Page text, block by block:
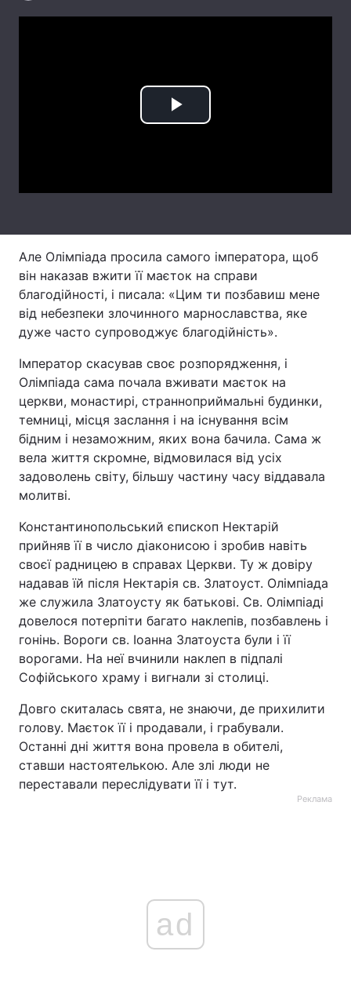
Тема оформлення
Play
Але Олімпіада просила самого імператора, щоб
він наказав вжити її маєток на справи
благодійності, і писала: «Цим ти позбавиш мене
від небезпеки злочинного марнославства, яке
дуже часто супроводжує благодійність».
Імператор скасував своє розпорядження, і
Олімпіада сама почала вживати маєток на
церкви, монастирі, странноприймальні будинки,
темниці, місця заслання і на існування всім
бідним і незаможним, яких вона бачила. Сама ж
вела життя скромне, відмовилася від усіх
задоволень світу, більшу частину часу віддавала
молитві.
Константинопольський єпископ Нектарій
прийняв її в число діаконисою і зробив навіть
своєї радницею в справах Церкви. Ту ж довіру
надавав їй після Нектарія св. Златоуст. Олімпіада
же служила Златоусту як батькові. Св. Олімпіаді
довелося потерпіти багато наклепів, позбавлень і
гонінь. Вороги св. Іоанна Златоуста були і її
ворогами. На неї вчинили наклеп в підпалі
Софійського храму і вигнали зі столиці.
Довго скиталась свята, не знаючи, де прихилити
голову. Маєток її і продавали, і грабували.
Останні дні життя вона провела в обителі,
ставши настоятелькою. Але злі люди не
переставали переслідувати її і тут.
Реклама
ad